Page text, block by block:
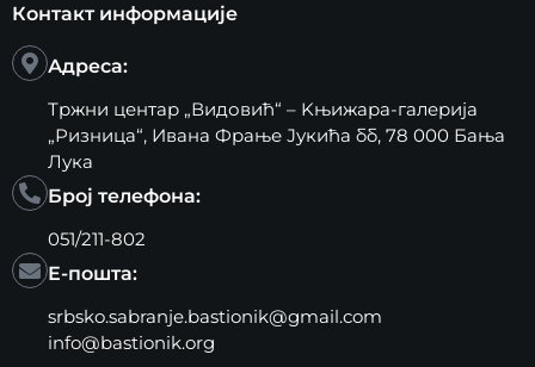
Контакт информације
Адреса:
Тржни центар „Видовић“ – Kњижара-галерија
„Ризница“, Ивана Фрање Јукића бб, 78 000 Бања
Лука
Број телефона:
051/211-802
Е-пошта:
srbsko.sabranje.bastionik@gmail.com
info@bastionik.org